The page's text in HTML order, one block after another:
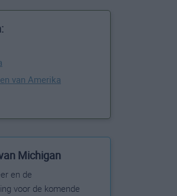
van Amerika
Michigan
en de
voor de komende